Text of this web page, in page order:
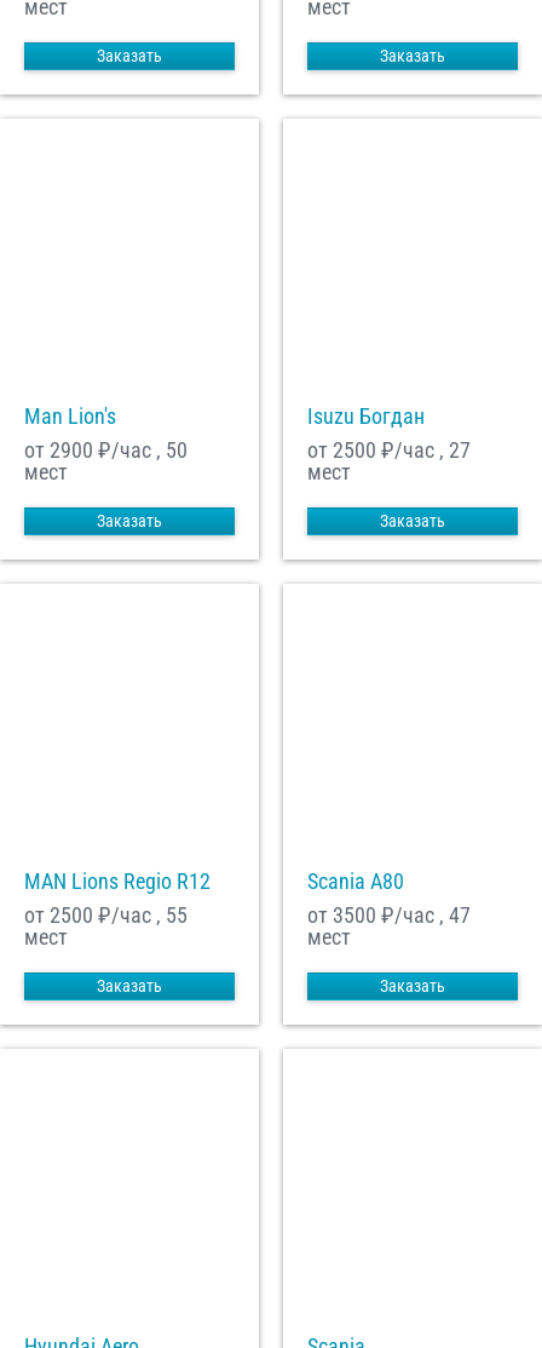
мест
Заказать
мест
Заказать
Man Lion's
от 2900 ₽/час , 50
мест
Заказать
Isuzu Богдан
от 2500 ₽/час , 27
мест
Заказать
MAN Lions Regio R12
от 2500 ₽/час , 55
мест
Заказать
Scania A80
от 3500 ₽/час , 47
мест
Заказать